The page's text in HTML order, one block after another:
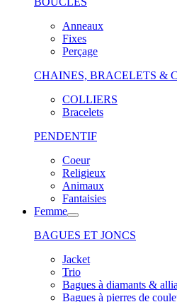
Anneaux
Fixes
Perçage
CHAINES, BRACELETS &
COLLIERS
Bracelets
PENDENTIF
Coeur
Religieux
Animaux
Fantaisies
Femme
BAGUES ET JONCS
Jacket
Trio
Bagues à diamants &
Bagues à pierres de